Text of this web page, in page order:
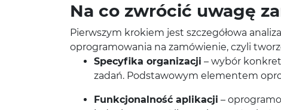
Na co zwrócić uwagę
Pierwszym krokiem jest szczegółowa
oprogramowania na zamówienie, czyli
Specyfika organizacji – wybór
zadań. Podstawowym elementem
Funkcjonalność aplikacji –